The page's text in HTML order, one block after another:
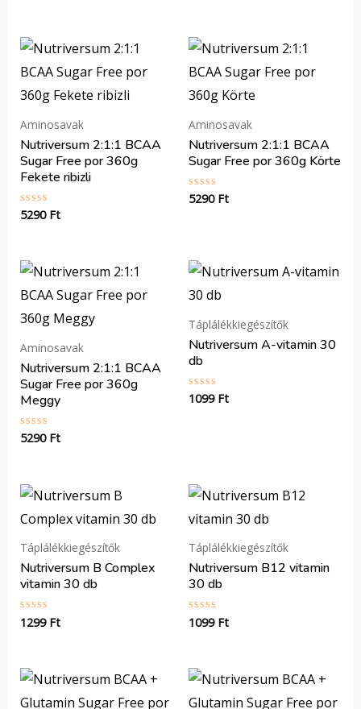
Aminosavak
Nutriversum 2:1:1 BCAA
Sugar Free por 360g
Fekete ribizli
Értékelés:
5290 Ft
Aminosavak
Nutriversum 2:1:1 BCAA
Sugar Free por 360g Körte
Értékelés:
5290 Ft
Aminosavak
Nutriversum 2:1:1 BCAA
Sugar Free por 360g
Meggy
Értékelés:
5290 Ft
Táplálékkiegészítők
Nutriversum A-vitamin 30
db
Értékelés:
1099 Ft
Táplálékkiegészítők
Nutriversum B Complex
vitamin 30 db
Értékelés:
1299 Ft
Táplálékkiegészítők
Nutriversum B12 vitamin
30 db
Értékelés:
1099 Ft